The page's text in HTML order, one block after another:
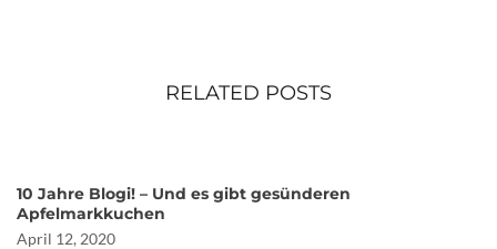
RELATED POSTS
10 Jahre Blogi! – Und es gibt gesünderen
Apfelmarkkuchen
April 12, 2020